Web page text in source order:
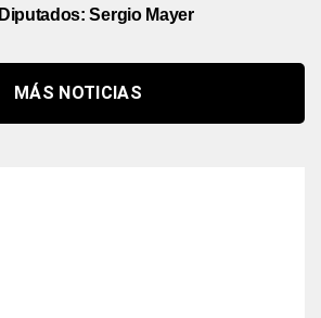
Diputados: Sergio Mayer
MÁS NOTICIAS